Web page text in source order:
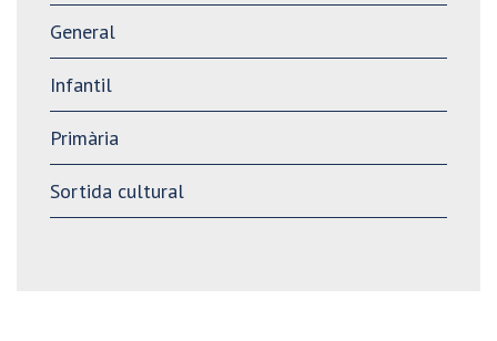
General
Infantil
Primària
Sortida cultural